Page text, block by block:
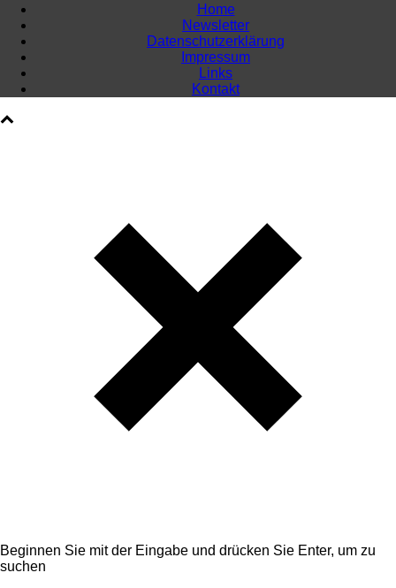
Home
Newsletter
Datenschutzerklärung
Impressum
Links
Kontakt
Beginnen Sie mit der Eingabe und drücken Sie Enter, um zu
suchen